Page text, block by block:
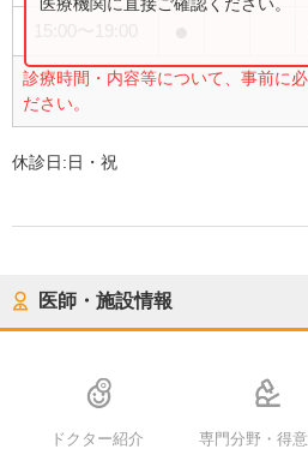
診療時間・内容等について、事前に
ださい。
休診日:日・祝
医師・施設情報
ドクター紹介 専門分野・得